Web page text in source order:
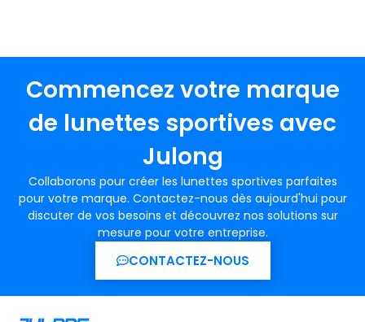
Commencez votre marque
de lunettes sportives avec
Julong
Collaborons pour créer les lunettes sportives parfaites
pour votre marque. Contactez-nous dès aujourd'hui pour
discuter de vos besoins et découvrez nos solutions sur
mesure pour votre entreprise.
CONTACTEZ-NOUS